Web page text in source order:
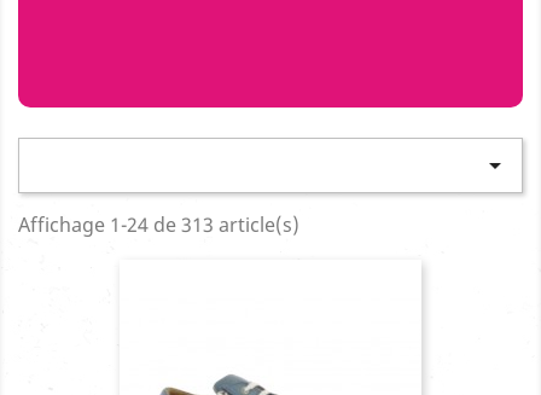

Affichage 1-24 de 313 article(s)